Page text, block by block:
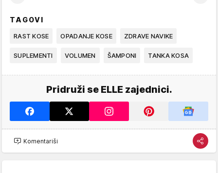
TAGOVI
RAST KOSE OPADANJE KOSE ZDRAVE NAVIKE
SUPLEMENTI VOLUMEN ŠAMPONI TANKA KOSA
Pridruži se ELLE zajednici.
Komentariši